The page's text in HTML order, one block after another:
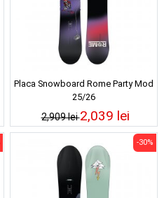
Placa Snowboard Rome Party Mod
25/26
2,909 lei2,039 lei
-30%